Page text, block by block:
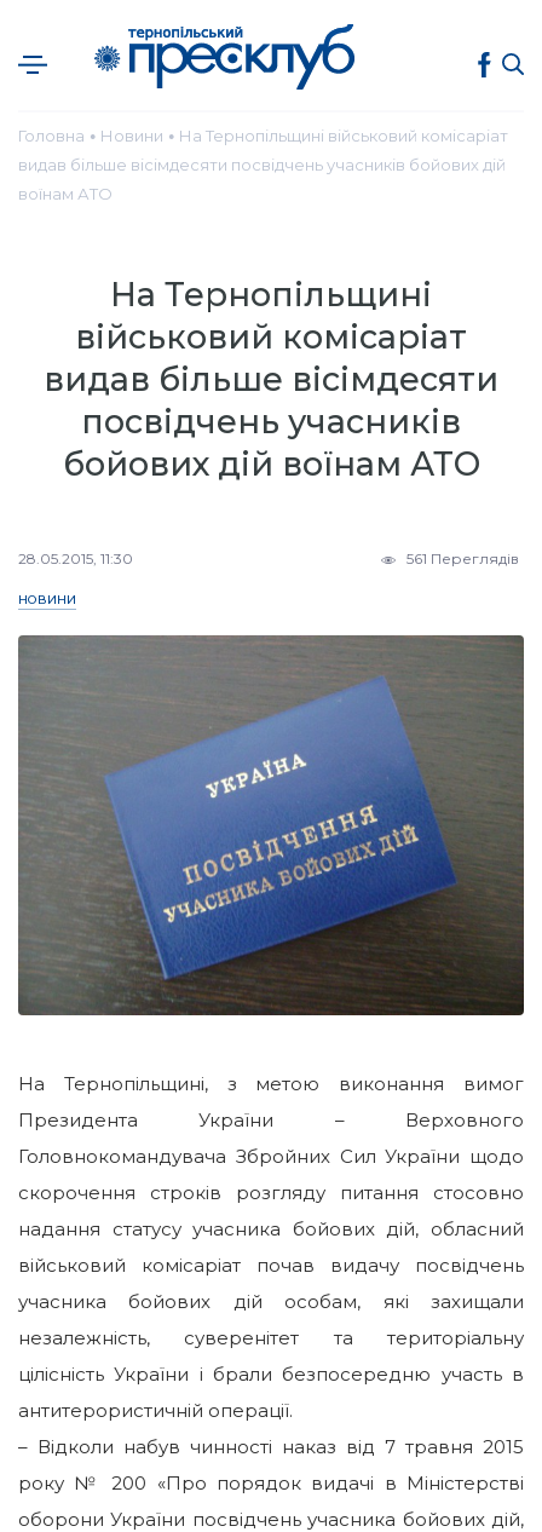
Головна ● Новини ● На Тернопільщині військовий комісаріат
видав більше вісімдесяти посвідчень учасників бойових дій
воїнам АТО
На Тернопільщині
військовий комісаріат
видав більше вісімдесяти
посвідчень учасників
бойових дій воїнам АТО
28.05.2015, 11:30 561 Переглядів
НОВИНИ
На Тернопільщині, з метою виконання вимог
Президента України – Верховного
Головнокомандувача Збройних Сил України щодо
скорочення строків розгляду питання стосовно
надання статусу учасника бойових дій, обласний
військовий комісаріат почав видачу посвідчень
учасника бойових дій особам, які захищали
незалежність, суверенітет та територіальну
цілісність України і брали безпосередню участь в
антитерористичній операції.
– Відколи набув чинності наказ від 7 травня 2015
року № 200 «Про порядок видачі в Міністерстві
оборони України посвідчень учасника бойових дій,